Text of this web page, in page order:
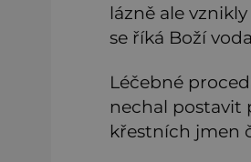
lázně ale
se říká Boží
Léčebné
nechal postavit
křestních jmen